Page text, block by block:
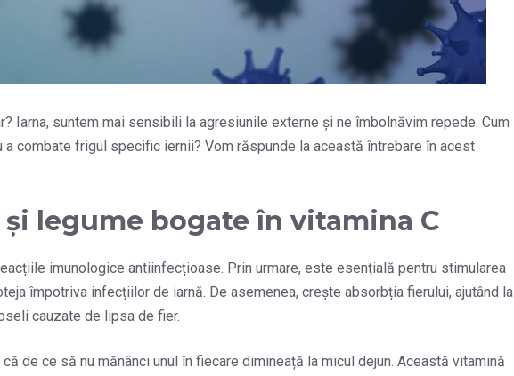
Iarna, suntem mai sensibili la agresiunile externe și ne îmbolnăvim repede. Cum
combate frigul specific iernii? Vom răspunde la această întrebare în acest
legume bogate în vitamina C
imunologice antiinfecțioase. Prin urmare, este esențială pentru stimularea
împotriva infecțiilor de iarnă. De asemenea, crește absorbția fierului, ajutând la
cauzate de lipsa de fier.
de ce să nu mănânci unul în fiecare dimineață la micul dejun. Această vitamină